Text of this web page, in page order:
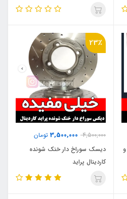
دیسک ترمز خنک شونده پژو 207 و
23٪
4,500,000
3,500,000 تومان
دیسک سوراخ دار خنک شونده
کاردینال پراید